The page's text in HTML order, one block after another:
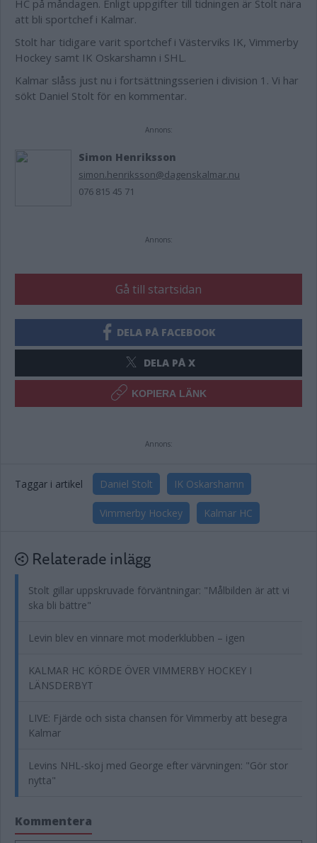
HC på måndagen. Enligt uppgifter till tidningen är Stolt nära
att bli sportchef i Kalmar.
Stolt har tidigare varit sportchef i Västerviks IK, Vimmerby
Hockey samt IK Oskarshamn i SHL.
Kalmar slåss just nu i fortsättningsserien i division 1. Vi har
sökt Daniel Stolt för en kommentar.
Annons:
Simon Henriksson
simon.henriksson@dagenskalmar.nu
076 815 45 71
Annons:
Gå till startsidan
DELA PÅ FACEBOOK
DELA PÅ X
KOPIERA LÄNK
Annons:
Taggar i artikel Daniel Stolt IK Oskarshamn
Vimmerby Hockey Kalmar HC
Relaterade inlägg
Stolt gillar uppskruvade förväntningar: "Målbilden är att vi
ska bli bättre"
Levin blev en vinnare mot moderklubben – igen
KALMAR HC KÖRDE ÖVER VIMMERBY HOCKEY I
LÄNSDERBYT
LIVE: Fjärde och sista chansen för Vimmerby att besegra
Kalmar
Levins NHL-skoj med George efter värvningen: "Gör stor
nytta"
Kommentera